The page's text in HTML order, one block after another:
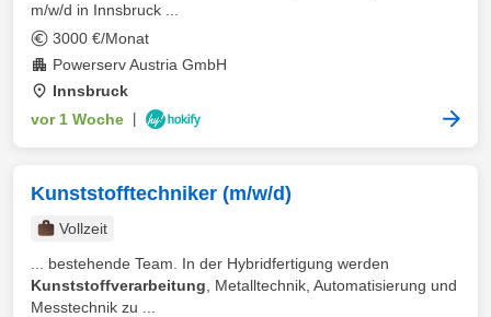
m/w/d in Innsbruck ...
3000 €/Monat
Powerserv Austria GmbH
Innsbruck
vor 1 Woche
Kunststofftechniker (m/w/d)
Vollzeit
... bestehende Team. In der Hybridfertigung werden
Kunststoffverarbeitung , Metalltechnik, Automatisierung und
Messtechnik zu ...